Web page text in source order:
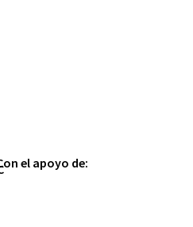
el apoyo de: